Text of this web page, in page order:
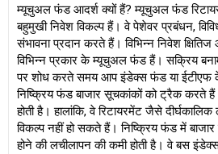
म्यूचुअल फंड आदर्श क्यों हैं? म्यूचुअल फंड
बहुमुखी निवेश विकल्प हैं। वे पेशेवर प्रबंधन,
संभावना प्रदान करते हैं। विभिन्न निवेश
विभिन्न प्रकार के म्यूचुअल फंड हैं। सक्रिय
पर शोध करते समय आप इंडेक्स फंड या ईटीएफ
निष्क्रिय फंड बाजार सूचकांकों को ट्रैक
होती है। हालांकि, वे रिटायरमेंट जैसे
विकल्प नहीं हो सकते हैं। निष्क्रिय फंड में
होने की लचीलापन की कमी होती है। वे बस